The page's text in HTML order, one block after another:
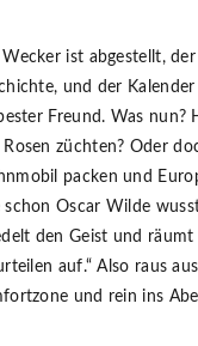
Wecker ist abgestellt,
und der
Freund. Was nun?
Rosen züchten? Oder
packen und
schon Oscar Wilde
den Geist und räumt
auf.“ Also raus
und rein ins